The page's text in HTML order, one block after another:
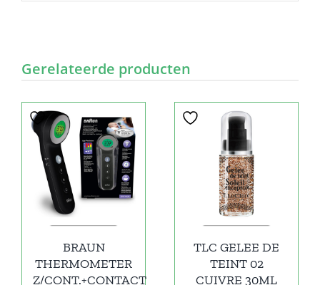
Gerelateerde producten
BRAUN
THERMOMETER
Z/CONT.+CONTACT
TLC GELEE DE
TEINT 02
CUIVRE 30ML